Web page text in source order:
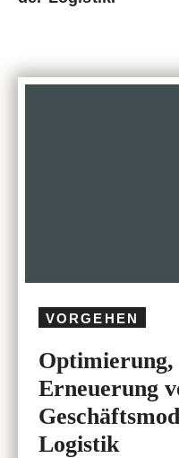
VORGEHEN
Erneuerung
Logistik